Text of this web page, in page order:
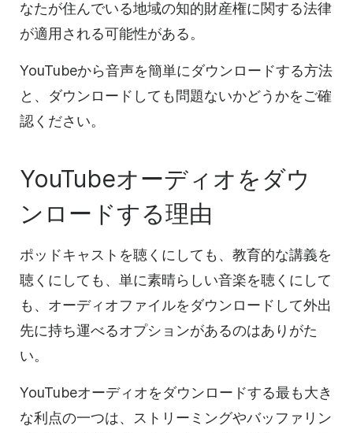
なたが住んでいる地域の知的財産権に関する法律
が適用される可能性がある。
YouTubeから音声を簡単にダウンロードする方法
と、ダウンロードしても問題ないかどうかをご確
認ください。
YouTubeオーディオをダウ
ンロードする理由
ポッドキャストを聴くにしても、教育的な講義を
聴くにしても、単に素晴らしい音楽を聴くにして
も、オーディオファイルをダウンロードして外出
先に持ち運べるオプションがあるのはありがた
い。
YouTubeオーディオをダウンロードする最も大き
な利点の一つは、ストリーミングやバッファリン